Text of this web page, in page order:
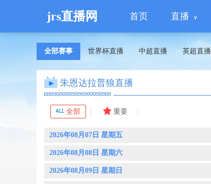
jrs直播网 首页 直播
全部赛事 世界杯直播 中超直播 英超直播
朱恩达拉普狼直播
全部 重要
2026年08月07日 星期五
2026年08月08日 星期六
2026年08月09日 星期日